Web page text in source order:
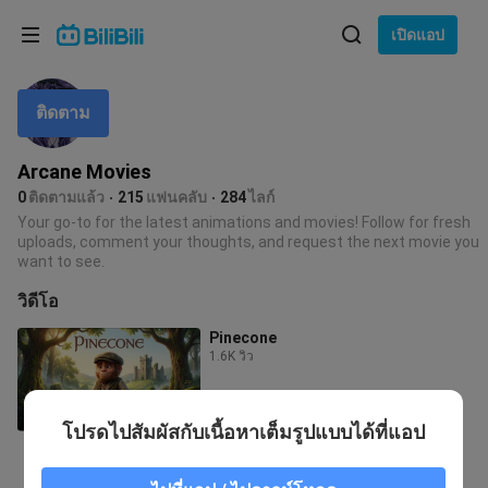
เปิดแอป
Arcane Movies
0ติดตามแล้ว 215 แฟนคลับ 284ไลก์
ติดตาม
Your go-to for the latest animations and movies! Follow for fresh
uploads, comment your thoughts, and request the next movie you
want to see.
วิดีโอ
Pinecone
1.6K วิว
ภาษา: ภาษาไทย
ข้าสู่
ะบบ
เลือกภาษา
English
ภาษาไทย
Tiếng Việt
Bahasa Indonesia
Bahasa Melayu
โปรดไปสัมผัสกับเนื้อหาเต็มรูปแบบได้ที่แอป